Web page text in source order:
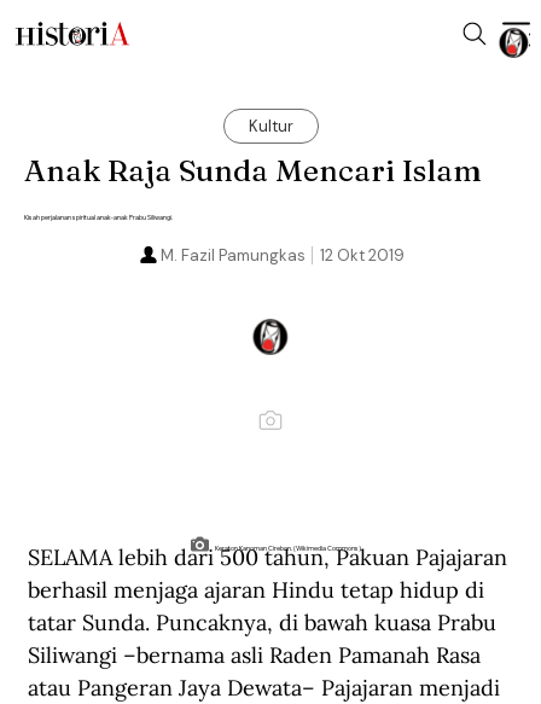
Kultur
Anak Raja Sunda Mencari Islam
Kisah perjalanan spiritual anak-anak Prabu Siliwangi.
12 Okt 2019
M. Fazil Pamungkas
Keraton Kanoman Cirebon. (Wikimedia Commons).
SELAMA lebih dari 500 tahun, Pakuan Pajajaran
berhasil menjaga ajaran Hindu tetap hidup di
tatar Sunda. Puncaknya, di bawah kuasa Prabu
Siliwangi –bernama asli Raden Pamanah Rasa
atau Pangeran Jaya Dewata– Pajajaran menjadi